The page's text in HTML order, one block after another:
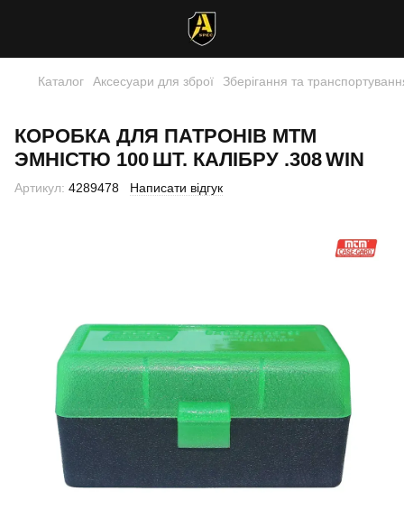
Каталог Аксесуари для зброї Зберігання та
КОРОБКА ДЛЯ ПАТРОНІВ MTM
ЭМНІСТЮ 100 ШТ. КАЛІБРУ .308 WIN
Артикул: 4289478 Написати відгук